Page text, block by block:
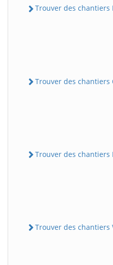
Trouver des chantiers
Trouver des chantiers
Trouver des chantiers
Trouver des chantiers